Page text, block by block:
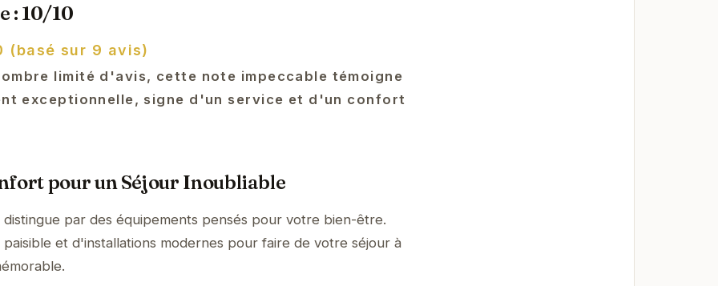
: 10/10
(basé sur 9 avis)
limité d'avis, cette note impeccable témoigne
exceptionnelle, signe d'un service et d'un confort
pour un Séjour Inoubliable
par des équipements pensés pour votre bien-être.
et d'installations modernes pour faire de votre séjour à